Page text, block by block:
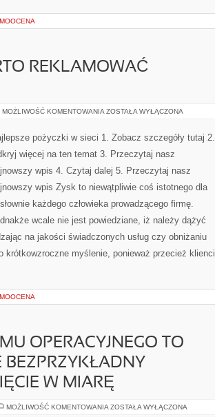
REKLAMOWAĆ
MOŻLIWOŚĆ KOMENTOWANIA W
WARTO
REKLAMOWAĆ
FIRMĘ?
ZOSTAŁA WYŁĄCZONA
pożyczki w sieci 1. Zobacz szczegóły tutaj 2.
więcej na ten temat 3. Przeczytaj nasz
wpis 4. Czytaj dalej 5. Przeczytaj nasz
wpis Zysk to niewątpliwie coś istotnego dla
każdego człowieka prowadzącego firmę.
wcale nie jest powiedziane, iż należy dążyć
na jakości świadczonych usług czy obniżaniu
krótkowzroczne myślenie, ponieważ przecież klienci
OPERACYJNEGO TO
BEZPRZYKŁADNY
W MIARĘ
MOŻLIWOŚĆ KOMENTOWANIA PIELĘGNACJA
ZOSTAŁA WYŁĄCZONA